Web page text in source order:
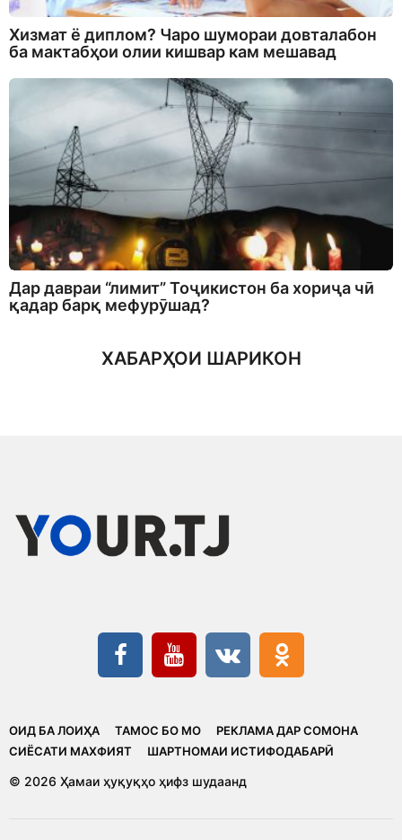
Хизмат ё диплом? Чаро шумораи довталабон
ба мактабҳои олии кишвар кам мешавад
Дар давраи “лимит” Тоҷикистон ба хориҷа чӣ
қадар барқ мефурӯшад?
ХАБАРҲОИ ШАРИКОН
ОИД БА ЛОИҲА ТАМОС БО МО
РЕКЛАМА ДАР СОМОНА
CИЁСАТИ МАХФИЯТ
ШАРТНОМАИ ИСТИФОДАБАРӢ
© 2026 Ҳамаи ҳуқуқҳо ҳифз шудаанд